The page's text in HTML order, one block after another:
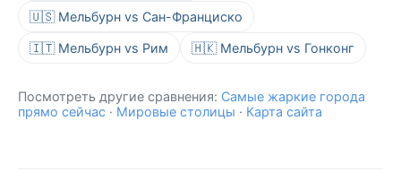
🇺🇸 Мельбурн vs Сан-Франциско
🇮🇹 Мельбурн vs Рим 🇭🇰 Мельбурн vs Гонконг
Посмотреть другие сравнения: Самые жаркие города
прямо сейчас · Мировые столицы · Карта сайта